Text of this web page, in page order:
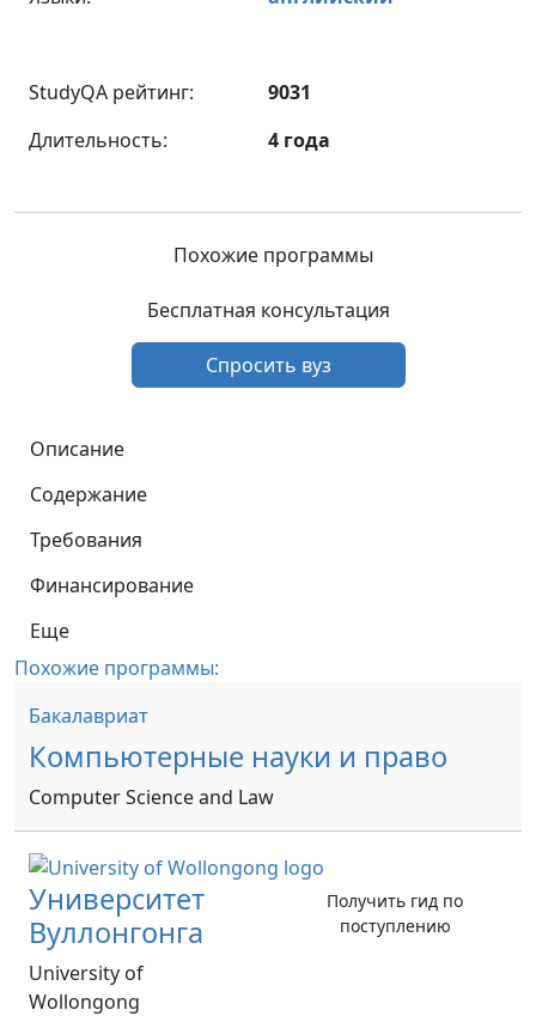
StudyQA рейтинг:
9031
Длительность:
4 года
Похожие программы
Бесплатная консультация
Спросить вуз
Описание
Содержание
Требования
Финансирование
Еще
Похожие программы:
Бакалавриат
Компьютерные науки и право
Computer Science and Law
Университет
Вуллонгонга
University of
Wollongong
Получить гид по
поступлению